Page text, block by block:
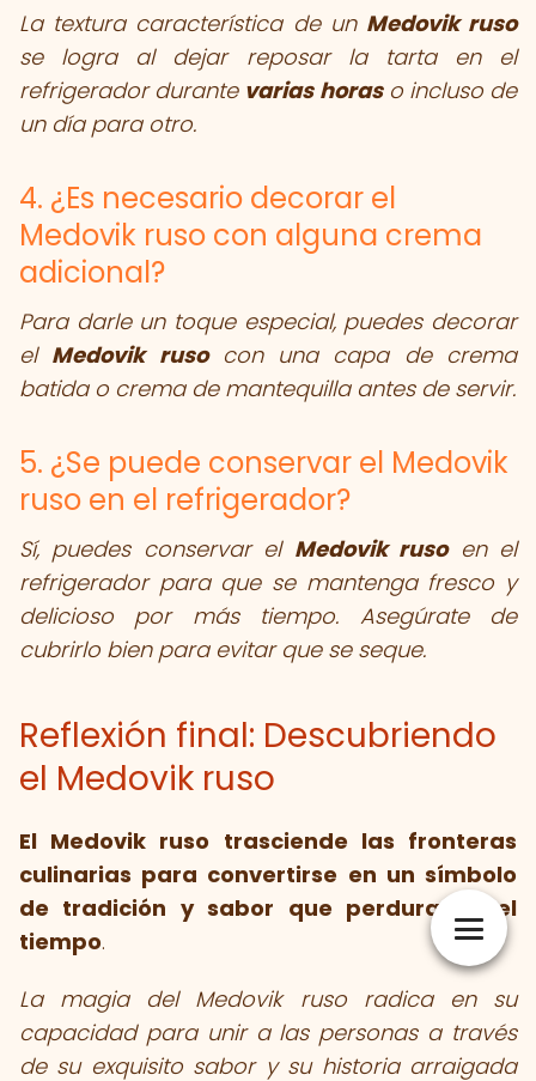
La textura característica de un Medovik ruso
se logra al dejar reposar la tarta en el
refrigerador durante varias horaso incluso de
un día para otro.
4. ¿Es necesario decorar el
Medovik ruso con alguna crema
adicional?
Para darle un toque especial, puedes decorar
el Medovik rusocon una capa de crema
batida o crema de mantequilla antes de servir.
5. ¿Se puede conservar el Medovik
ruso en el refrigerador?
Sí, puedes conservar el Medovik rusoen el
refrigerador para que se mantenga fresco y
delicioso por más tiempo. Asegúrate de
cubrirlo bien para evitar que se seque.
Reflexión final: Descubriendo
el Medovik ruso
El Medovik ruso trasciende las fronteras
culinarias para convertirse en un símbolo
de tradición y sabor que perdura en el
tiempo.
La magia del Medovik ruso radica en su
capacidad para unir a las personas a través
de su exquisito sabor y su historia arraigada